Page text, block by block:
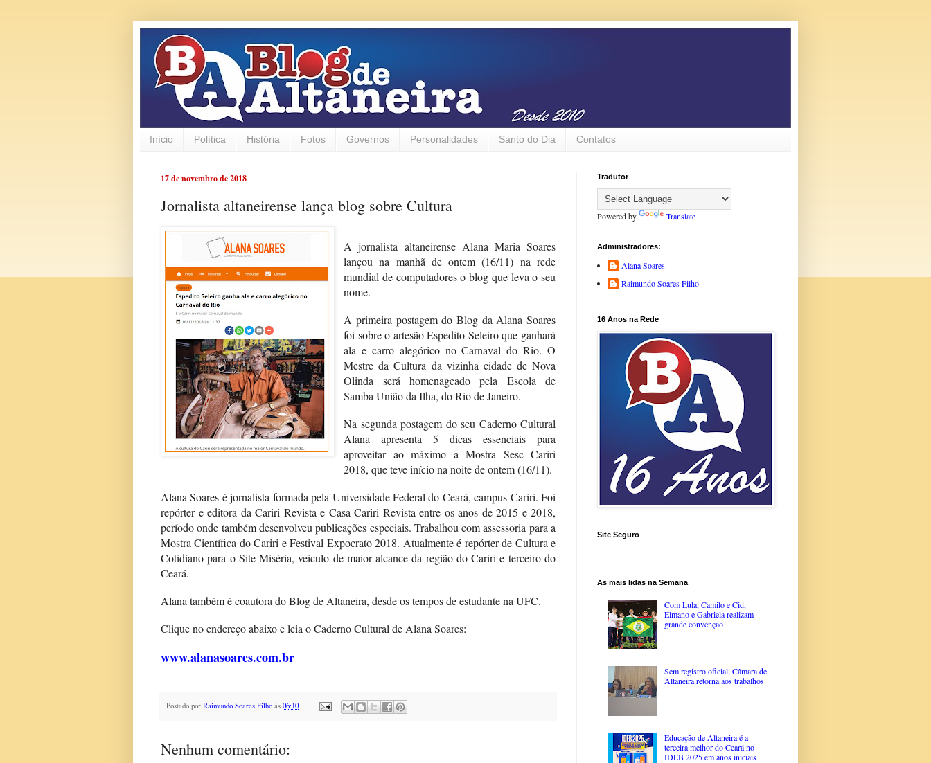
Início Política História Fotos Governos Personalidades Santo do Dia Contatos
17 de novembro de 2018
Jornalista altaneirense lança blog sobre Cultura
A jornalista altaneirense Alana Maria Soares
lançou na manhã de ontem (16/11) na rede
mundial de computadores o blog que leva o seu
nome.
A primeira postagem do Blog da Alana Soares
foi sobre o artesão Espedito Seleiro que ganhará
ala e carro alegórico no Carnaval do Rio. O
Mestre da Cultura da vizinha cidade de Nova
Olinda será homenageado pela Escola de
Samba União da Ilha, do Rio de Janeiro.
Na segunda postagem do seu Caderno Cultural
Alana apresenta 5 dicas essenciais para
aproveitar ao máximo a Mostra Sesc Cariri
2018, que teve início na noite de ontem (16/11).
Alana Soares é jornalista formada pela Universidade Federal do Ceará, campus Cariri. Foi
repórter e editora da Cariri Revista e Casa Cariri Revista entre os anos de 2015 e 2018,
período onde também desenvolveu publicações especiais. Trabalhou com assessoria para a
Mostra Científica do Cariri e Festival Expocrato 2018. Atualmente é repórter de Cultura e
Cotidiano para o Site Miséria, veículo de maior alcance da região do Cariri e terceiro do
Ceará.
Alana também é coautora do Blog de Altaneira, desde os tempos de estudante na UFC.
Clique no endereço abaixo e leia o Caderno Cultural de Alana Soares:
www.alanasoares.com.br
Postado por Raimundo Soares Filho às 06:10
Nenhum comentário:
Tradutor
Powered by Translate
Administradores:
Alana Soares
Raimundo Soares Filho
16 Anos na Rede
Site Seguro
As mais lidas na Semana
Com Lula, Camilo e Cid,
Elmano e Gabriela realizam
grande convenção
Sem registro oficial, Câmara de
Altaneira retorna aos trabalhos
Educação de Altaneira é a
terceira melhor do Ceará no
IDEB 2025 em anos iniciais